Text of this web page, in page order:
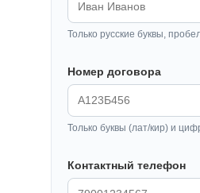
Только русские буквы,
Номер договора
Только буквы (лат/кир) и
Контактный телефон